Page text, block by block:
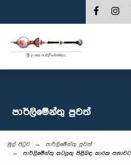
පාර්ලි‌මේන්තු පුවත්
මුල් පිටුව
පාර්ලි‌මේන්තු පුවත්
පාර්ලිමේන්තු කටයුතු පිළිබඳ කාරක